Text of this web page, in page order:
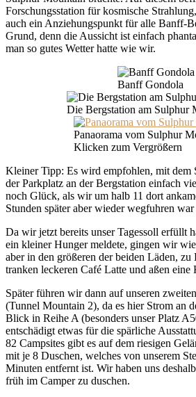
Forschungsstation für kosmische
auch ein Anziehungspunkt für alle Banff-
Grund, denn die Aussicht ist einfach
man so gutes Wetter hatte wie wir.
Banff Gondola
Die Bergstation am Sulphur
Panaorama vom Sulphur
Klicken zum Vergrößern
Kleiner Tipp: Es wird empfohlen, mit dem
der Parkplatz an der Bergstation einfach
noch Glück, als wir um halb 11 dort
Stunden später aber wieder wegfuhren
Da wir jetzt bereits unser Tagessoll erfüllt
ein kleiner Hunger meldete, gingen wir
aber in den größeren der beiden Läden, zu
tranken leckeren Café Latte und aßen
Später führen wir dann auf unseren
(Tunnel Mountain 2), da es hier Strom an
Blick in Reihe A (besonders unser Platz
entschädigt etwas für die spärliche
82 Campsites gibt es auf dem riesigen
mit je 8 Duschen, welches von unserem
Minuten entfernt ist. Wir haben uns
früh im Camper zu duschen.